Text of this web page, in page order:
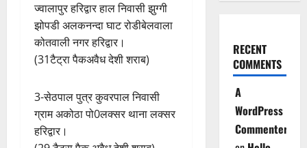
ज्वालापुर हरिद्वार हाल निवासी झुग्गी
झोपडी अलकनन्दा घाट रोडीबेलवाला
कोतवाली नगर हरिद्वार।
(31टैट्रा पैकअवैध देशी शराब)
3-सेठपाल पुत्र कुवरपाल निवासी
ग्राम अकोठा पो0लक्सर थाना लक्सर
हरिद्वार।
RECENT
COMMENTS
A
WordPress
Commenter